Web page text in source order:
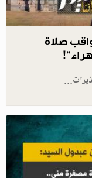
صلاة